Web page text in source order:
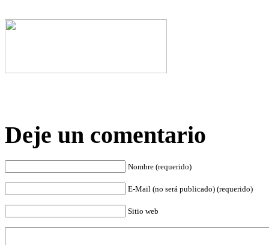
Deje un comentario
Nombre (requerido)
E-Mail (no será publicado) (requerido)
Sitio web